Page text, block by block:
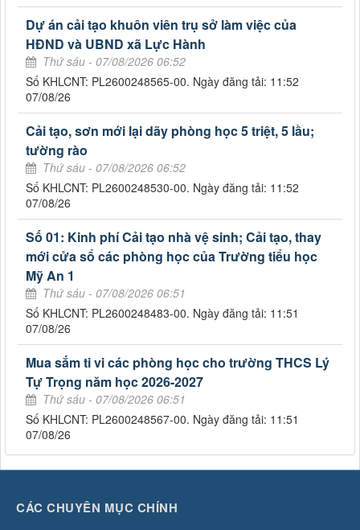
Dự án cải tạo khuôn viên trụ sở làm việc của
HĐND và UBND xã Lực Hành
Thứ sáu - 07/08/2026 06:52
Số KHLCNT: PL2600248565-00. Ngày đăng tải: 11:52
07/08/26
Cải tạo, sơn mới lại dãy phòng học 5 triệt, 5 lầu;
tường rào
Thứ sáu - 07/08/2026 06:52
Số KHLCNT: PL2600248530-00. Ngày đăng tải: 11:52
07/08/26
Số 01: Kinh phí Cải tạo nhà vệ sinh; Cải tạo, thay
mới cửa sổ các phòng học của Trường tiểu học
Mỹ An 1
Thứ sáu - 07/08/2026 06:51
Số KHLCNT: PL2600248483-00. Ngày đăng tải: 11:51
07/08/26
Mua sắm ti vi các phòng học cho trường THCS Lý
Tự Trọng năm học 2026-2027
Thứ sáu - 07/08/2026 06:51
Số KHLCNT: PL2600248567-00. Ngày đăng tải: 11:51
07/08/26
CÁC CHUYÊN MỤC CHÍNH